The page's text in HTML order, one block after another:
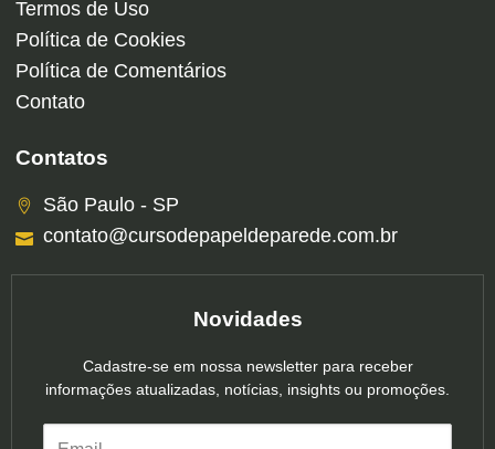
Termos de Uso
Política de Cookies
Política de Comentários
Contato
Contatos
São Paulo - SP
contato@cursodepapeldeparede.com.br
Novidades
Cadastre-se em nossa newsletter para receber
informações atualizadas, notícias, insights ou promoções.